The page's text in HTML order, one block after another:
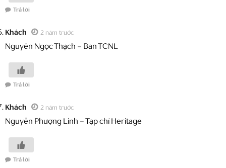
Trả lời
Khách 2 năm trước
Nguyễn Ngọc Thạch – Ban TCNL
Trả lời
Khách 2 năm trước
Nguyễn Phượng Linh – Tạp chí Heritage
Trả lời